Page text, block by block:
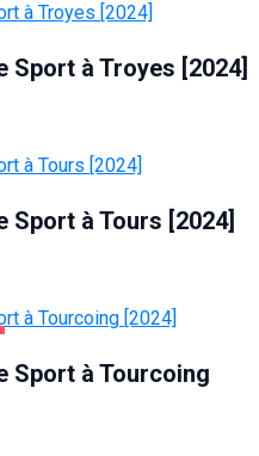
Sport à Troyes [2024]
Sport à Tours [2024]
Sport à Tourcoing